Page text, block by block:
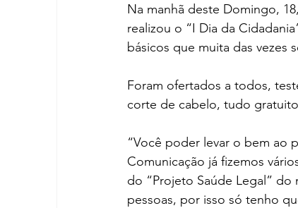
Na manhã deste Domingo,
realizou o “I Dia da
básicos que muita das vezes
Foram ofertados a todos,
corte de cabelo, tudo
“Você poder levar o bem ao
Comunicação já fizemos
do “Projeto Saúde Legal”
pessoas, por isso só tenho